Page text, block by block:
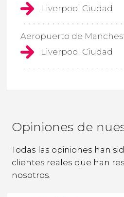
Liverpool Ciudad
Aeropuerto de
Liverpool Ciudad
Opiniones de
Todas las opiniones han
clientes reales que han
nosotros.